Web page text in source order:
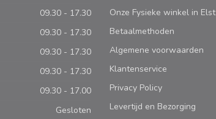
09.30 - 17.30
09.30 - 17.30
09.30 - 17.30
09.30 - 17.30
09.30 - 17.00
Gesloten
Onze Fysieke winkel in Elst
Betaalmethoden
Algemene voorwaarden
Klantenservice
Privacy Policy
Levertijd en Bezorging